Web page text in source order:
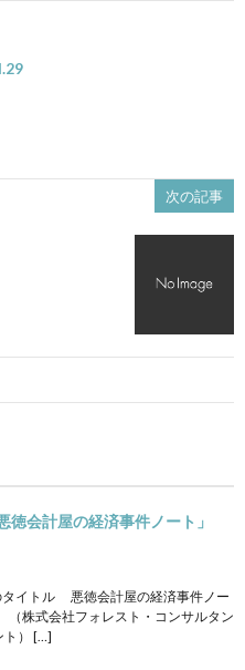
次の記事
徳会計屋の経済事件ノート」
イトル 悪徳会計屋の経済事件ノー
株式会社フォレスト・コンサルタン
） […]